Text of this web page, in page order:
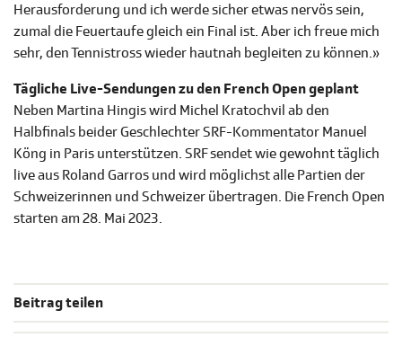
Herausforderung und ich werde sicher etwas nervös sein,
zumal die Feuertaufe gleich ein Final ist. Aber ich freue mich
sehr, den Tennistross wieder hautnah begleiten zu können.»
Tägliche Live-Sendungen zu den French Open geplant
Neben Martina Hingis wird Michel Kratochvil ab den
Halbfinals beider Geschlechter SRF-Kommentator Manuel
Köng in Paris unterstützen. SRF sendet wie gewohnt täglich
live aus Roland Garros und wird möglichst alle Partien der
Schweizerinnen und Schweizer übertragen. Die French Open
starten am 28. Mai 2023.
Beitrag teilen